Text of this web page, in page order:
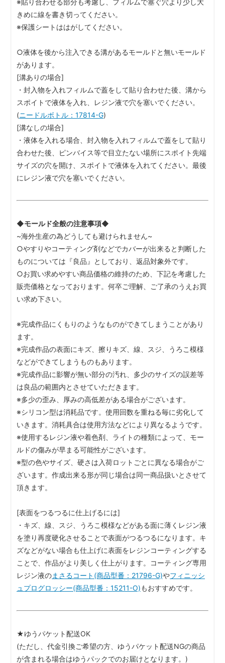
※貼り合わせる部分も考慮し、フィルムで塞ぐ穴より少し大
きめに線を書き切ってください。
※保護シートははがしてください。
○液体を後から注入できる溝があるモールドと無いモールド
があります。
[溝ありの場合]
・封入物を入れフィルムで蓋をして貼り合わせた後、溝から
スポイトで液体を入れ、レジン液で穴を塞いでください。
(ニードルボトル：17814-G)
[溝なしの場合]
・液体を入れる場合、封入物を入れフィルムで蓋をして貼り
合わせた後、ピンバイス等で目立たない場所にスポイト先端
サイズの穴を開け、スポイトで液体を入れてください。最後
にレジン液で穴を塞いでください。
◆モールド全般の注意事項◆
~海外生産の為どうしても避けられません~
○やすりやコーティング剤などでカバーが出来ると判断した
ものについては『良品』としており、返品対象外です。
○お買い求めやすい商品価格の維持のため、下記を考慮した
販売価格となっております。何卒ご理解、ご了承のうえお買
い求め下さい。
※完成作品にくもりのようなものができてしまうことがあり
ます。
※完成作品の表面にキズ、擦りキズ、線、スジ、うろこ模様
などができてしまうものもあります。
※完成作品に影響が無い部分の汚れ、多少のサイズの誤差等
は良品の範囲内とさせていただきます。
※多少の歪み、厚みの高低差がある場合がございます。
※シリコン型は消耗品です。使用回数を重ねる毎に劣化して
いきます。消耗具合は使用方法などにより異なるようです。
※使用するレジン液や着色剤、ライトの種類によって、モー
ルドの傷みが早まる可能性がございます。
※型の色やサイズ、硬さは入荷ロットごとに異なる場合がご
ざいます。作成出来る形が同じ場合は同一商品扱いとさせて
頂きます。
[表面をつるつるに仕上げるには]
・キズ、線、スジ、うろこ模様などがある面に薄くレジン液
を塗り再度硬化させることで表面がつるつるになります。キ
ズなどがない場合も仕上げに表面をレジンコーティングする
ことで、作品がより美しく仕上がります。コーティング専用
レジン液のまさるコート(商品型番：21796-G)やフィニッシ
ュプログロッシー(商品型番：15211-O)もおすすめです。
★ゆうパケット配送OK
(ただし、代金引換ご希望の方、ゆうパケット配送NGの商品
が含まれる場合はゆうパックでのお届けとなります。)